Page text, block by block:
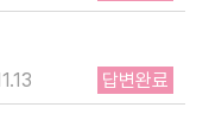
답변완료
내용